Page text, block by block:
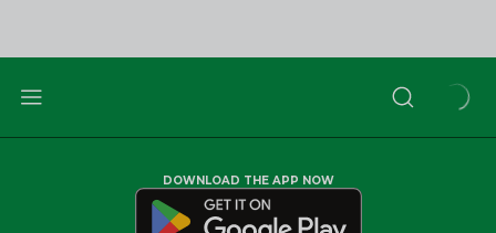
DOWNLOAD THE APP NOW